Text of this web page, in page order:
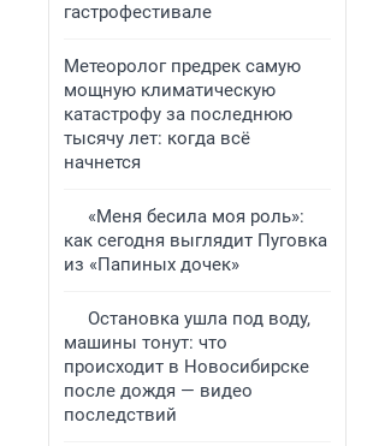
гастрофестивале
Метеоролог предрек самую
мощную климатическую
катастрофу за последнюю
тысячу лет: когда всё
начнется
«Меня бесила моя роль»:
как сегодня выглядит Пуговка
из «Папиных дочек»
Остановка ушла под воду,
машины тонут: что
происходит в Новосибирске
после дождя — видео
последствий